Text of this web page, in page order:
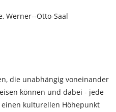
Werner--Otto-Saal
die unabhängig voneinander
können und dabei - jede
kulturellen Höhepunkt